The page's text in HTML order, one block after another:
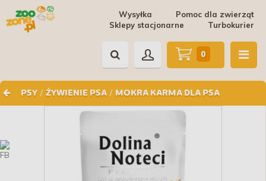
Pomoc dla zwierząt
Wysyłka
Turbokurier
Sklepy stacjonarne
PSY / ŻYWIENIE PSA / MOKRA KARMA DLA PSA
0